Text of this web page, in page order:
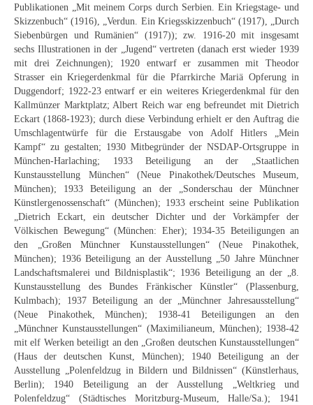
Pfälzer Künstler
Schwäbische Künstler
Weitere
Expressiver Realismus
Motive
Abstraktion
Industrie & Arbeit
Mediterrane Landschaft
Norddeutsche Landschaften
Süddeutsche Landschaft
Selbstbildnisse
Stillleben
Neues
Tägliche Dosis Kunst
Publikationen „Mit meinem Corps durch Serbien. Ein Kriegstage- und
Skizzenbuch“ (1916), „Verdun. Ein Kriegsskizzenbuch“ (1917), „Durch
Siebenbürgen und Rumänien“ (1917)); zw. 1916-20 mit insgesamt
sechs Illustrationen in der „Jugend“ vertreten (danach erst wieder 1939
mit drei Zeichnungen); 1920 entwarf er zusammen mit Theodor
Strasser ein Kriegerdenkmal für die Pfarrkirche Mariä Opferung in
Duggendorf; 1922-23 entwarf er ein weiteres Kriegerdenkmal für den
Kallmünzer Marktplatz; Albert Reich war eng befreundet mit Dietrich
Eckart (1868-1923); durch diese Verbindung erhielt er den Auftrag die
Umschlagentwürfe für die Erstausgabe von Adolf Hitlers „Mein
Kampf“ zu gestalten; 1930 Mitbegründer der NSDAP-Ortsgruppe in
München-Harlaching; 1933 Beteiligung an der „Staatlichen
Kunstausstellung München“ (Neue Pinakothek/Deutsches Museum,
München); 1933 Beteiligung an der „Sonderschau der Münchner
Künstlergenossenschaft“ (München); 1933 erscheint seine Publikation
„Dietrich Eckart, ein deutscher Dichter und der Vorkämpfer der
Völkischen Bewegung“ (München: Eher); 1934-35 Beteiligungen an
den „Großen Münchner Kunstausstellungen“ (Neue Pinakothek,
München); 1936 Beteiligung an der Ausstellung „50 Jahre Münchner
Landschaftsmalerei und Bildnisplastik“; 1936 Beteiligung an der „8.
Kunstausstellung des Bundes Fränkischer Künstler“ (Plassenburg,
Kulmbach); 1937 Beteiligung an der „Münchner Jahresausstellung“
(Neue Pinakothek, München); 1938-41 Beteiligungen an den
„Münchner Kunstausstellungen“ (Maximilianeum, München); 1938-42
mit elf Werken beteiligt an den „Großen deutschen Kunstausstellungen“
(Haus der deutschen Kunst, München); 1940 Beteiligung an der
Ausstellung „Polenfeldzug in Bildern und Bildnissen“ (Künstlerhaus,
Berlin); 1940 Beteiligung an der Ausstellung „Weltkrieg und
Polenfeldzug“ (Städtisches Moritzburg-Museum, Halle/Sa.); 1941